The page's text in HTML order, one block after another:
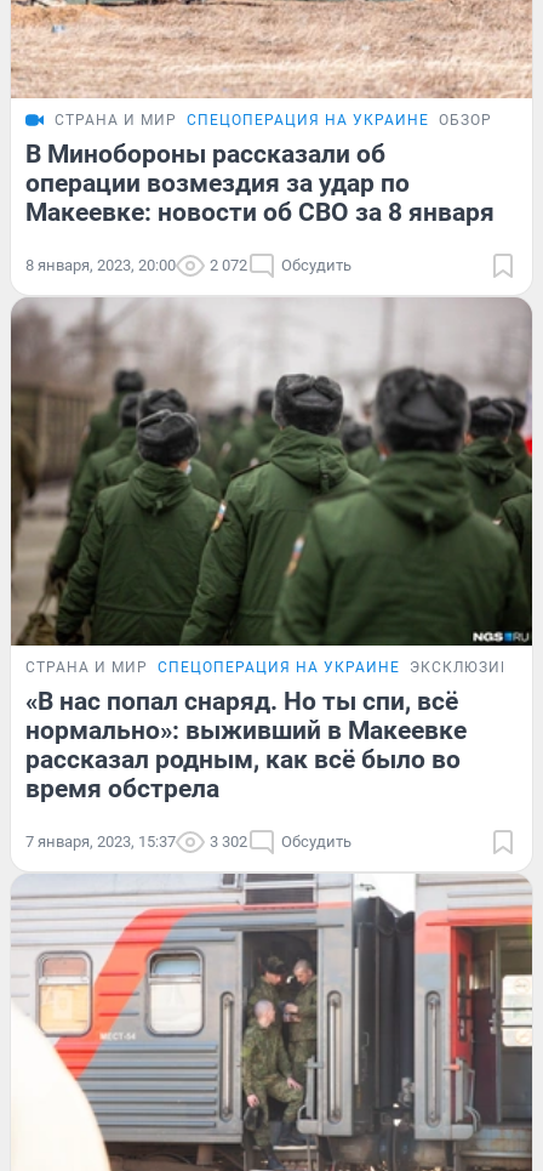
СТРАНА И МИР СПЕЦОПЕРАЦИЯ НА УКРАИНЕ ОБЗОР
В Минобороны рассказали об
операции возмездия за удар по
Макеевке: новости об СВО за 8 января
8 января, 2023, 20:00 2 072 Обсудить
СТРАНА И МИР СПЕЦОПЕРАЦИЯ НА УКРАИНЕ ЭКСКЛЮЗИВ
«В нас попал снаряд. Но ты спи, всё
нормально»: выживший в Макеевке
рассказал родным, как всё было во
время обстрела
7 января, 2023, 15:37 3 302 Обсудить